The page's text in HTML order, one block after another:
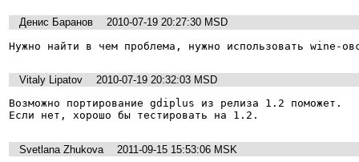
Денис Баранов
2010-07-19 20:27:30 MSD
Нужно найти в чем проблема, нужно использовать wine-
Vitaly Lipatov
2010-07-19 20:32:03 MSD
Возможно портирование gdiplus из релиза 1.2 поможет.
Если нет, хорошо бы тестировать на 1.2.
Svetlana Zhukova
2011-09-15 15:53:06 MSK